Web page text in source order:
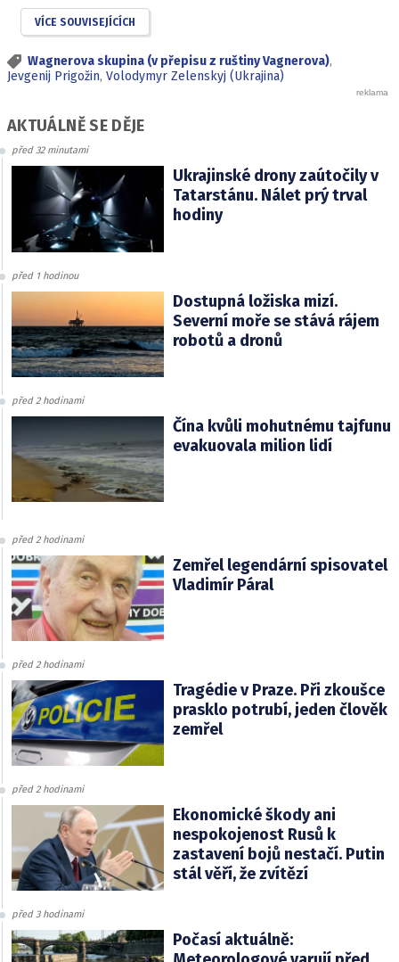
VÍCE SOUVISEJÍCÍCH
Wagnerova skupina (v přepisu z ruštiny Vagnerova),
Jevgenij Prigožin, Volodymyr Zelenskyj (Ukrajina)
AKTUÁLNĚ SE DĚJE
před 32 minutami
Ukrajinské drony zaútočily v
Tatarstánu. Nálet prý trval
hodiny
před 1 hodinou
Dostupná ložiska mizí.
Severní moře se stává rájem
robotů a dronů
před 2 hodinami
Čína kvůli mohutnému tajfunu
evakuovala milion lidí
před 2 hodinami
Zemřel legendární spisovatel
Vladimír Páral
před 2 hodinami
Tragédie v Praze. Při zkoušce
prasklo potrubí, jeden člověk
zemřel
před 2 hodinami
Ekonomické škody ani
nespokojenost Rusů k
zastavení bojů nestačí. Putin
stál věří, že zvítězí
před 3 hodinami
Počasí aktuálně: